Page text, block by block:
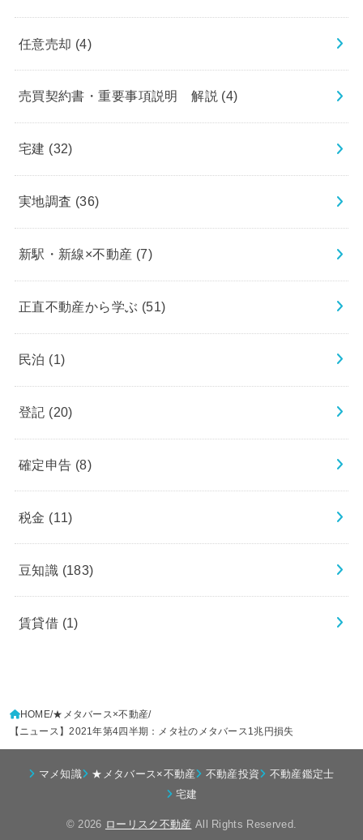
任意売却 (4)
売買契約書・重要事項説明 解説 (4)
宅建 (32)
実地調査 (36)
新駅・新線×不動産 (7)
正直不動産から学ぶ (51)
民泊 (1)
登記 (20)
確定申告 (8)
税金 (11)
豆知識 (183)
賃貸借 (1)
HOME ★メタバース×不動産
【ニュース】2021年第4四半期：メタ社のメタバース1兆円損失
マメ知識 ★メタバース×不動産 不動産投資
不動産鑑定士
宅建
© 2026 ローリスク不動産 All Rights Reserved.